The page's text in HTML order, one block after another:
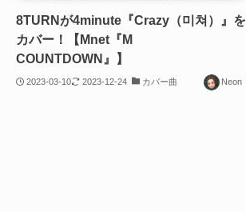
8TURNが4minute『Crazy（미쳐）』を
カバー！【Mnet『M
COUNTDOWN』】
2023-03-10 2023-12-24 カバー曲 Neon